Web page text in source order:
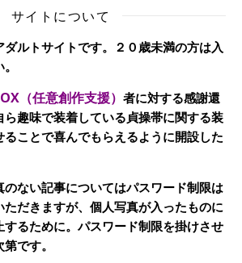
サイトについて
ルトサイトです。２０歳未満の方は入
（任意創作支援） 者に対する感謝還
ら趣味で装着している貞操帯に関する装
ことで喜んでもらえるように開設した
ない記事についてはパスワード制限は
だきますが、個人写真が入ったものに
るために。パスワード制限を掛けさせ
です。